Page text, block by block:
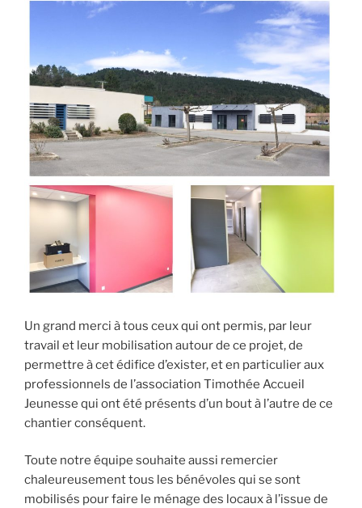
Un grand merci à tous ceux qui ont permis, par leur
travail et leur mobilisation autour de ce projet, de
permettre à cet édifice d’exister, et en particulier aux
professionnels de l’association Timothée Accueil
Jeunesse qui ont été présents d’un bout à l’autre de ce
chantier conséquent.
Toute notre équipe souhaite aussi remercier
chaleureusement tous les bénévoles qui se sont
mobilisés pour faire le ménage des locaux à l’issue de